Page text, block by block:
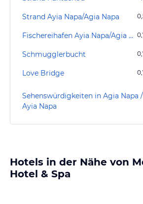
Strand Ayia Napa/Agia Napa
Fischereihafen Ayia Napa/Agia Napa
Schmugglerbucht
Love Bridge
Sehenswürdigkeiten in Agia Napa /
Ayia Napa
Hotels in der Nähe von
Hotel & Spa